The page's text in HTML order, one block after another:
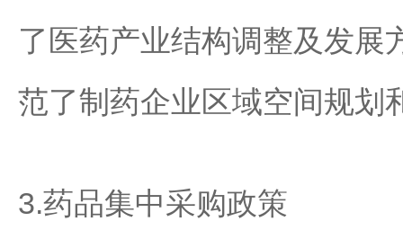
了医药产业结构调整及发展
范了制药企业区域空间规划
3.药品集中采购政策